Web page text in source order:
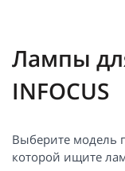
Лампы
INFOCUS
Выберите модель
которой ищите